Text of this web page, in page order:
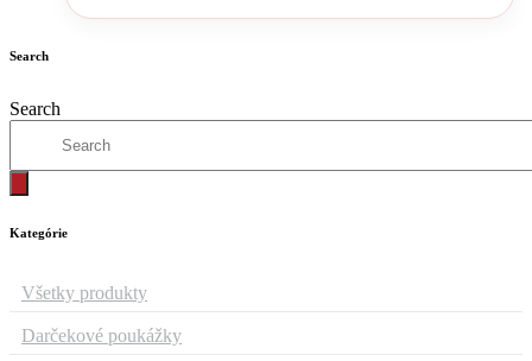
Search
Search
Kategórie
Všetky produkty
Darčekové poukážky